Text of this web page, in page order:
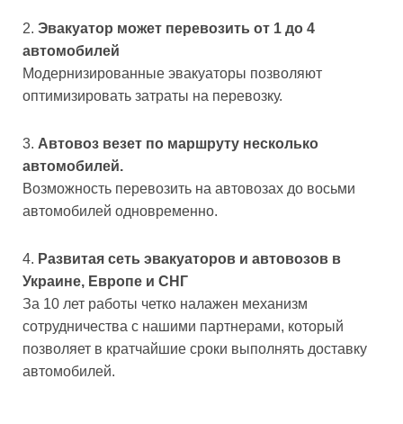
Эвакуатор может перевозить от 1 до 4
автомобилей
Модернизированные эвакуаторы позволяют
оптимизировать затраты на перевозку.
Автовоз везет по маршруту несколько
автомобилей.
Возможность перевозить на автовозах до восьми
автомобилей одновременно.
Развитая сеть эвакуаторов и автовозов в
Украине, Европе и СНГ
За 10 лет работы четко налажен механизм
сотрудничества с нашими партнерами, который
позволяет в кратчайшие сроки выполнять доставку
автомобилей.